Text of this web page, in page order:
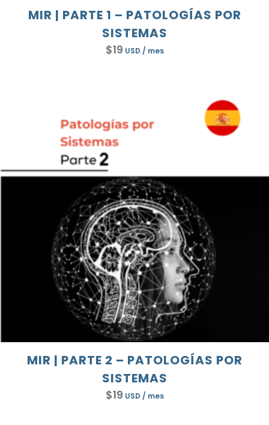
MIR | PARTE 1 – PATOLOGÍAS POR
SISTEMAS
$19 USD / mes
MIR | PARTE 2 – PATOLOGÍAS POR
SISTEMAS
$19 USD / mes